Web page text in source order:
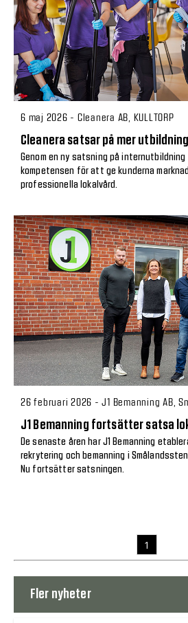
6 maj 2026 - Cleanera AB, KULLTORP
Cleanera satsar på mer utbildning
Genom en ny satsning på internutbildning
kompetensen för att ge kunderna
professionella lokalvård.
26 februari 2026 - J1 Bemanning AB,
J1 Bemanning fortsätter satsa
De senaste åren har J1 Bemanning
rekrytering och bemanning i
Nu fortsätter satsningen.
1
Fler nyheter